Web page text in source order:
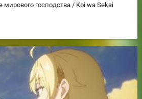
господства / Koi wa Sekai